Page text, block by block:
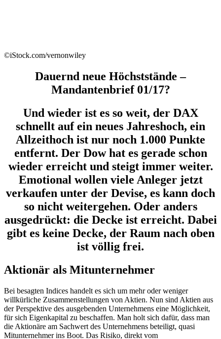
©iStock.com/vernonwiley
Dauernd neue Höchststände –
Mandantenbrief 01/17?
Und wieder ist es so weit, der DAX
schnellt auf ein neues Jahreshoch, ein
Allzeithoch ist nur noch 1.000 Punkte
entfernt. Der Dow hat es gerade schon
wieder erreicht und steigt immer weiter.
Emotional wollen viele Anleger jetzt
verkaufen unter der Devise, es kann doch
so nicht weitergehen. Oder anders
ausgedrückt: die Decke ist erreicht. Dabei
gibt es keine Decke, der Raum nach oben
ist völlig frei.
Aktionär als Mitunternehmer
Bei besagten Indices handelt es sich um mehr oder weniger
willkürliche Zusammenstellungen von Aktien. Nun sind Aktien aus
der Perspektive des ausgebenden Unternehmens eine Möglichkeit,
für sich Eigenkapital zu beschaffen. Man holt sich dafür, dass man
die Aktionäre am Sachwert des Unternehmens beteiligt, quasi
Mitunternehmer ins Boot. Das Risiko, direkt vom